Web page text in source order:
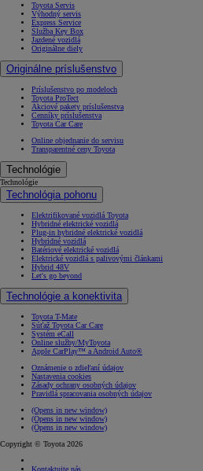
Toyota Servis
Výhodný servis
Express Service
Služba Key Box
Jazdené vozidlá
Originálne diely
Originálne príslušenstvo
Príslušenstvo po modeloch
Toyota ProTect
Akciové pakety príslušenstva
Cenníky príslušenstva
Toyota Car Care
Online objednanie do servisu
Transparentné ceny Toyota
Technológie
Technológie
Technológia pohonu
Elektrifikované vozidlá Toyota
Hybridné elektrické vozidlá
Plug-in hybridné elektrické vozidlá
Hybridné vozidlá
Batériové elektrické vozidlá
Elektrické vozidlá s palivovými článkami
Hybrid 48V
Let's go beyond
Technológie a konektivita
Toyota T-Mate
Súťaž Toyota Car Care
Systém eCall
Online služby/MyToyota
Apple CarPlay™ a Android Auto®
Oznámenie o zdieľaní údajov
Nastavenia cookies
Zásady ochrany osobných údajov
Pravidlá spracovania osobných údajov
(Opens in new window)
(Opens in new window)
(Opens in new window)
Copyright © Toyota 2026
Kontaktujte nás